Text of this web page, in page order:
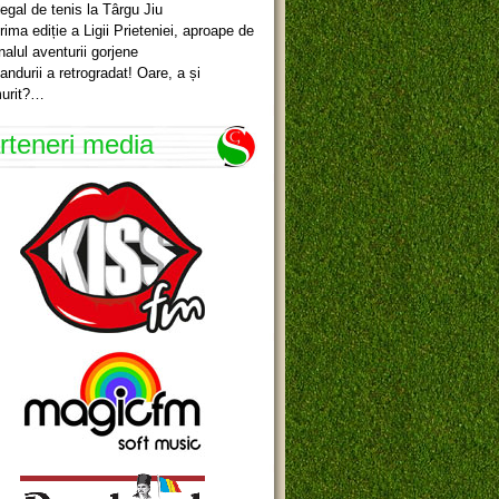
de tenis la Târgu Jiu
ediție a Ligii Prieteniei, aproape de
aventurii gorjene
a retrogradat! Oare, a și
media